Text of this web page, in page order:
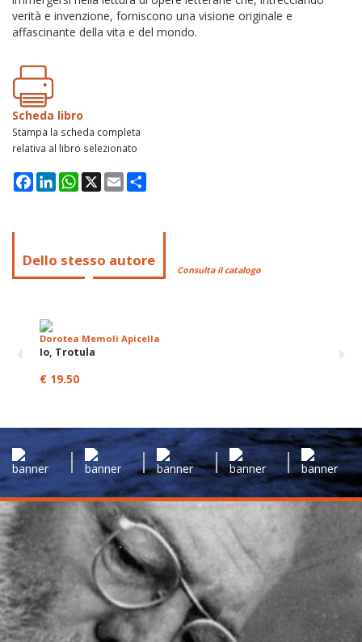
verità e invenzione, forniscono una visione originale e
affascinante della vita e del mondo.
Scheda libro
Stampa la scheda completa
relativa al libro selezionato
Facebook
LinkedInWhatsApp
X Email
Dello stesso autore
Consulta il catalogo
Dorotea Memoli Apicella
Io, Trotula
€ 19.50